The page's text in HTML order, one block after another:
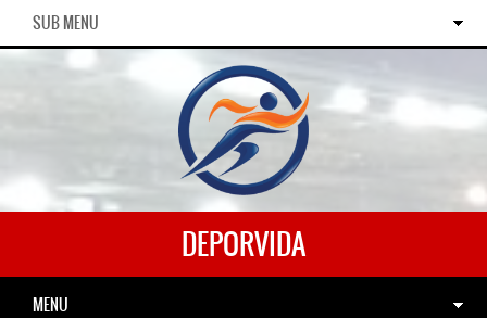
SUB MENU
DEPORVIDA
MENU